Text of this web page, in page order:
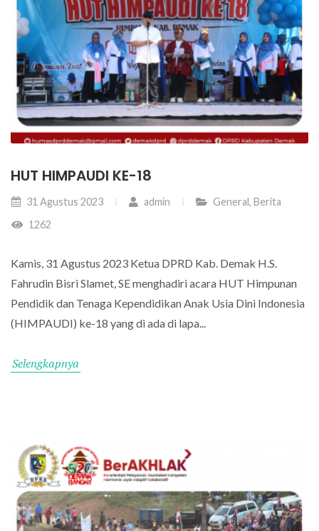
HUT HIMPAUDI KE-18
31 Agustus 2023 admin General, Berita
1262
Kamis, 31 Agustus 2023 Ketua DPRD Kab. Demak H.S.
Fahrudin Bisri Slamet, SE menghadiri acara HUT Himpunan
Pendidik dan Tenaga Kependidikan Anak Usia Dini Indonesia
(HIMPAUDI) ke-18 yang di ada di lapa...
Selengkapnya